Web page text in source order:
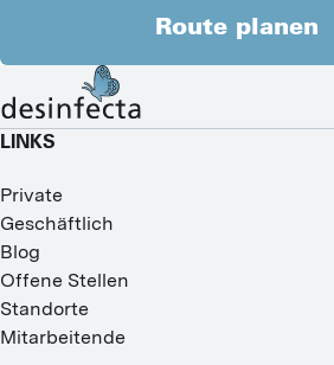
Route planen
LINKS
Private
Geschäftlich
Blog
Offene Stellen
Standorte
Mitarbeitende